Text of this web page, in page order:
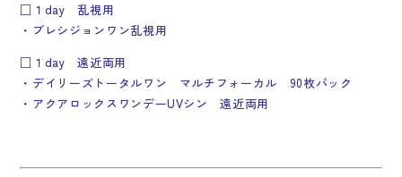
□１day 乱視用
・プレシジョンワン乱視用
□１day 遠近両用
・デイリーズトータルワン マルチフォーカル 90枚パック
・アクアロックスワンデーUVシン 遠近両用